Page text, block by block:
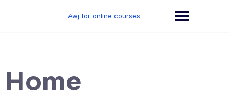
Awj for online courses
Home